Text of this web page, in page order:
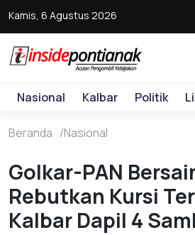
Kamis, 6 Agustus 2026
Nasional Kalbar Politik
Beranda Nasional
Golkar-PAN
Rebutkan Kursi
Kalbar Dapil 4